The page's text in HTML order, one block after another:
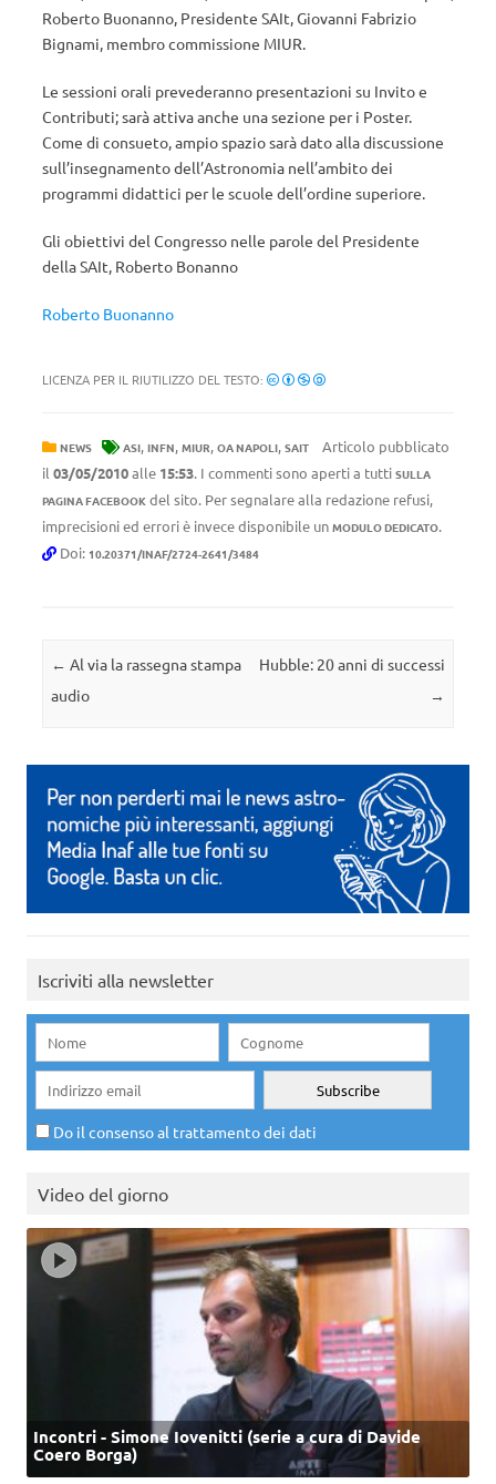
Roberto Buonanno, Presidente SAIt, Giovanni Fabrizio
Bignami, membro commissione MIUR.
Le sessioni orali prevederanno presentazioni su Invito e
Contributi; sarà attiva anche una sezione per i Poster.
Come di consueto, ampio spazio sarà dato alla discussione
sull’insegnamento dell’Astronomia nell’ambito dei
programmi didattici per le scuole dell’ordine superiore.
Gli obiettivi del Congresso nelle parole del Presidente
della SAIt, Roberto Bonanno
Roberto Buonanno
LICENZA PER IL RIUTILIZZO DEL TESTO:
NEWS ASI, INFN, MIUR, OA NAPOLI, SAIT
Articolo pubblicato
il 03/05/2010alle 15:53. I commenti sono aperti a tutti SULLA
PAGINA FACEBOOK del sito. Per segnalare alla redazione refusi,
imprecisioni ed errori è invece disponibile un MODULO DEDICATO.
Doi: 10.20371/INAF/2724-2641/3484
Navigazione articolo
← Al via la rassegna stampa
audio
Hubble: 20 anni di successi
→
Iscriviti alla newsletter
Do il consenso al trattamento dei dati
Video del giorno
Incontri - Simone Iovenitti (serie a cura di Davide
Coero Borga)